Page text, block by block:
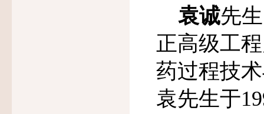
袁诚先
正高级工
药过程技
袁先生于